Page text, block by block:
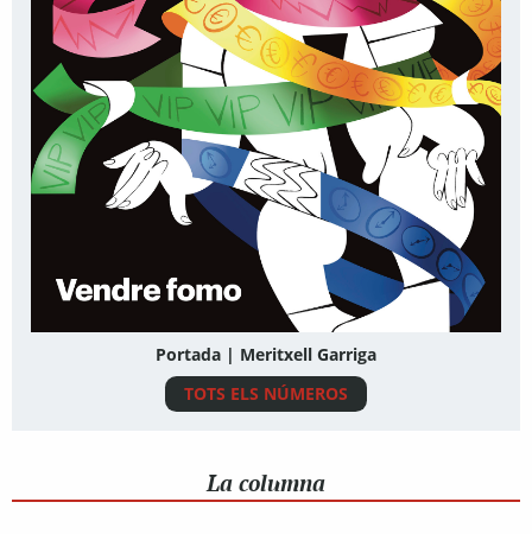
Portada | Meritxell Garriga
TOTS ELS NÚMEROS
La columna